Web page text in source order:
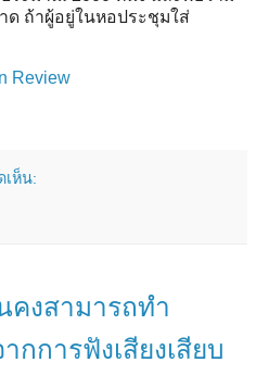
ด ถ้าผู้อยู่ในหอประชุมใส่
Review
เห็น:
งสามารถทำ
กการฟังเสียงเสียบ